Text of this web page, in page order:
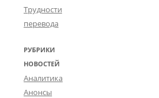
Трудности
перевода
РУБРИКИ
НОВОСТЕЙ
Аналитика
Анонсы